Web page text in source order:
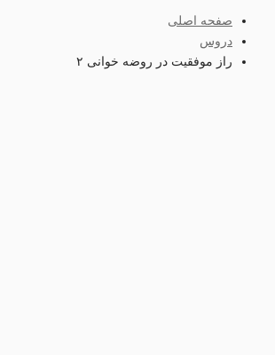
صفحه اصلی
دروس
راز موفقیت در روضه خوانی ٢